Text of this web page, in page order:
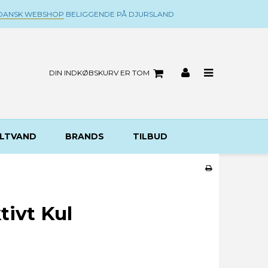
WEBSHOP BELIGGENDE PÅ DJURSLAND
DIN INDKØBSKURV ER TOM
BRANDS TILBUD
Kul